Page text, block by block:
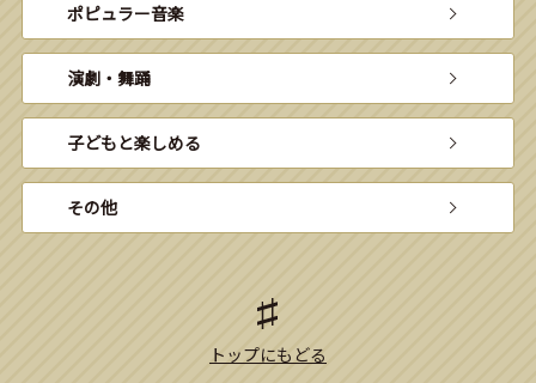
ポピュラー音楽
演劇・舞踊
子どもと楽しめる
その他
トップにもどる